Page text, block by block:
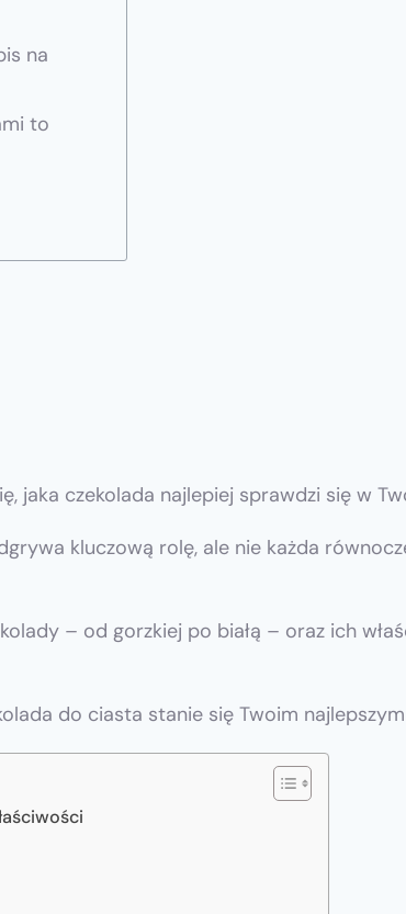
na
to
jaka czekolada najlepiej sprawdzi się w
kluczową rolę, ale nie każda
– od gorzkiej po białą – oraz ich
do ciasta stanie się Twoim